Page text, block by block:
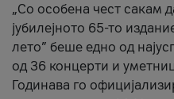
„Со особена чест сакам
јубилејното 65-то
лето” беше едно од
од 36 концерти и
Годинава го